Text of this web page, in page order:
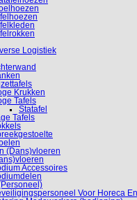
Logistiek
Krukken
Tafels
Statafel
Tafels
(Dans)vloeren
Accessoires
Voor Horeca